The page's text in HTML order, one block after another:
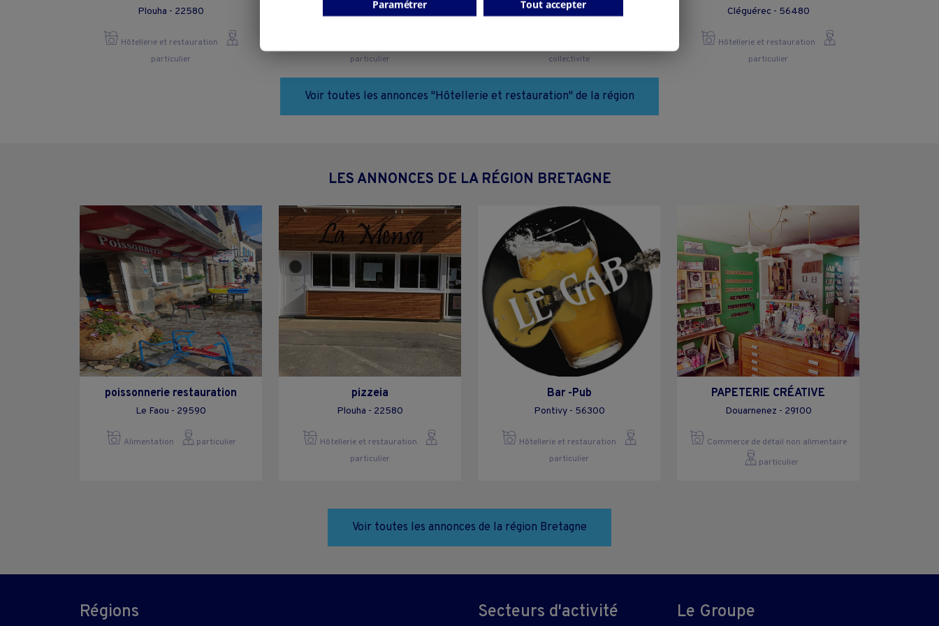
Plouha - 22580
Hôtellerie et restauration
particulier
Pontivy - 56300
particulier
Val-Couesnon - 35560
collectivite
Cléguérec - 56480
Hôtellerie et restauration
particulier
Voir toutes les annonces "Hôtellerie et restauration" de la région
LES ANNONCES DE LA RÉGION BRETAGNE
poissonnerie restauration
Le Faou - 29590
Alimentation particulier
pizzeia
Plouha - 22580
Hôtellerie et restauration
particulier
Bar -Pub
Pontivy - 56300
Hôtellerie et restauration
particulier
PAPETERIE CRÉATIVE
Douarnenez - 29100
Commerce de détail non alimentaire
particulier
Voir toutes les annonces de la région Bretagne
Régions Secteurs d'activité Le Groupe
Paramétrer Tout accepter